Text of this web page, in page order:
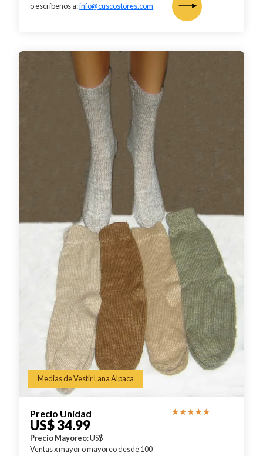
o escríbenos a:info@cuscostores.com
Medias de Vestir Lana Alpaca
Precio Unidad
US$ 34.99
Precio Mayoreo: US$
Ventas x mayor o mayoreo desde 100